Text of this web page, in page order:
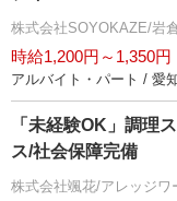
株式会社SOYOKAZE/岩
時給1,200円～1,350円
アルバイト・パート / 愛
「未経験OK」調理
ス/社会保障完備
株式会社颯花/アレッジワ